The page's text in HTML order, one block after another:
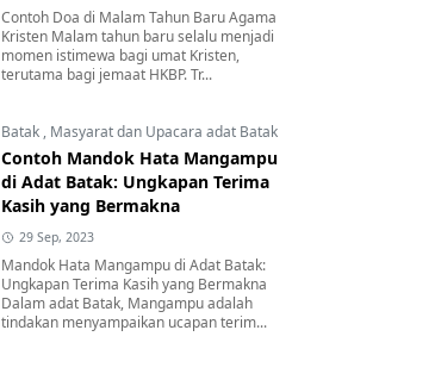
Contoh Doa di Malam Tahun Baru Agama
Kristen Malam tahun baru selalu menjadi
momen istimewa bagi umat Kristen,
terutama bagi jemaat HKBP. Tr...
Batak , Masyarat dan Upacara adat Batak
Contoh Mandok Hata Mangampu
di Adat Batak: Ungkapan Terima
Kasih yang Bermakna
29 Sep, 2023
Mandok Hata Mangampu di Adat Batak:
Ungkapan Terima Kasih yang Bermakna
Dalam adat Batak, Mangampu adalah
tindakan menyampaikan ucapan terim...